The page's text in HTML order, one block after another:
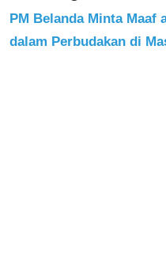
PM Belanda Minta Maaf
dalam Perbudakan di